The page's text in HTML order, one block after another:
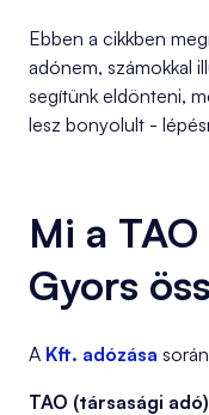
Ebben a cikkben
adónem, számokkal
segítünk eldönteni,
lesz bonyolult -
Mi a
Gyors
A Kft. adózása
TAO (társasági